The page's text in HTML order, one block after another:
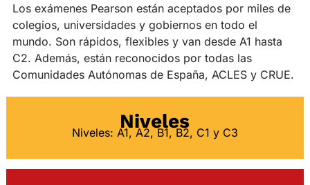
Los exámenes Pearson están aceptados por miles de
colegios, universidades y gobiernos en todo el
mundo. Son rápidos, flexibles y van desde A1 hasta
C2. Además, están reconocidos por todas las
Comunidades Autónomas de España, ACLES y CRUE.
Niveles
Niveles: A1, A2, B1, B2, C1 y C3